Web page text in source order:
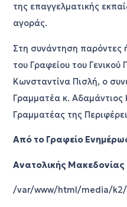
της επαγγελματικής
αγοράς.
Στη συνάντηση παρόντες
του Γραφείου του Γενικού
Κωνσταντίνα Πισλή, ο
Γραμματέα κ. Αδαμάντιος
Γραμματέας της
Από το Γραφείο
Ανατολικής
/var/www/html/media/k2/